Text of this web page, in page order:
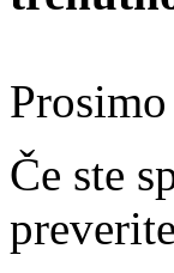
Če ste